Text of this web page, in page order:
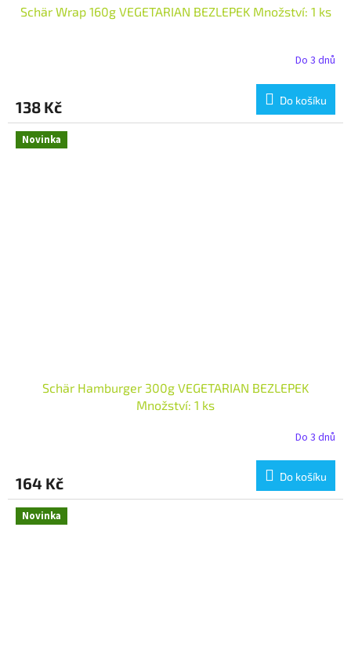
Schär Wrap 160g VEGETARIAN BEZLEPEK Množství: 1 ks
Do 3 dnů
138 Kč Do košíku
Novinka
Schär Hamburger 300g VEGETARIAN BEZLEPEK
Množství: 1 ks
Do 3 dnů
164 Kč Do košíku
Novinka